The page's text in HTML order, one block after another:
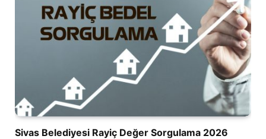
Sivas Belediyesi Rayiç Değer Sorgulama 2026